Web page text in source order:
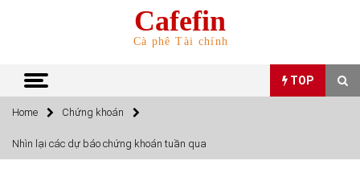
Cafefin
Cà phê Tài chính
TOP
TOP
Home Chứng khoán
Nhìn lại các dự báo chứng khoán tuần qua